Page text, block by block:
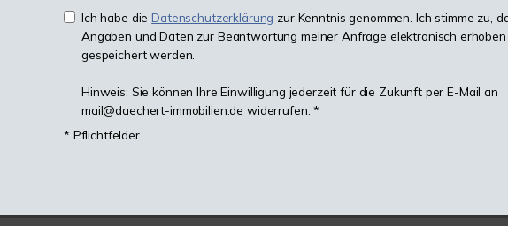
Ich habe die Datenschutzerklärung zur Kenntnis genommen. Ich stimme zu,
Angaben und Daten zur Beantwortung meiner Anfrage elektronisch erhoben
gespeichert werden.
Hinweis: Sie können Ihre Einwilligung jederzeit für die Zukunft per E-Mail an
mail@daechert-immobilien.de widerrufen. *
* Pflichtfelder